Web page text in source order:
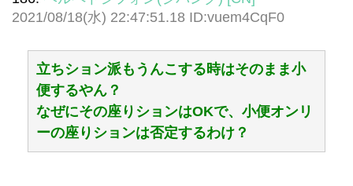
2021/08/18(水) 22:47:51.18 ID:vuem4CqF0
立ちション派もうんこする時はそのまま小
便するやん？
なぜにその座りションはOKで、小便オンリ
ーの座りションは否定するわけ？